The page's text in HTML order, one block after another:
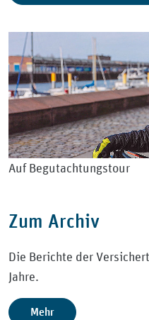
Auf Begutachtungstour
Zum Archiv
Die Berichte der
Jahre.
Mehr